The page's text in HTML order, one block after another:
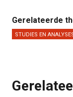
Gerelateerde
STUDIES EN